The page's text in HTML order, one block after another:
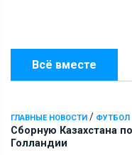
Всё вместе
ГЛАВНЫЕ НОВОСТИ / ФУТБОЛ
Сборную Казахстана
Голландии